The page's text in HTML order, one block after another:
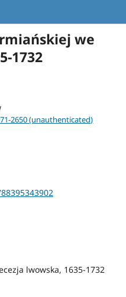
we
1732
2650 (unauthenticated)
lwowska, 1635-1732